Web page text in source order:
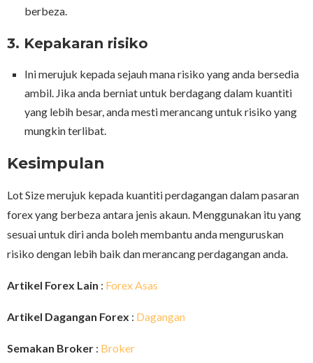
berbeza.
3. Kepakaran risiko
Ini merujuk kepada sejauh mana risiko yang anda bersedia
ambil. Jika anda berniat untuk berdagang dalam kuantiti
yang lebih besar, anda mesti merancang untuk risiko yang
mungkin terlibat.
Kesimpulan
Lot Size merujuk kepada kuantiti perdagangan dalam pasaran
forex yang berbeza antara jenis akaun. Menggunakan itu yang
sesuai untuk diri anda boleh membantu anda menguruskan
risiko dengan lebih baik dan merancang perdagangan anda.
Artikel Forex Lain : Forex Asas
Artikel Dagangan Forex : Dagangan
Semakan Broker : Broker